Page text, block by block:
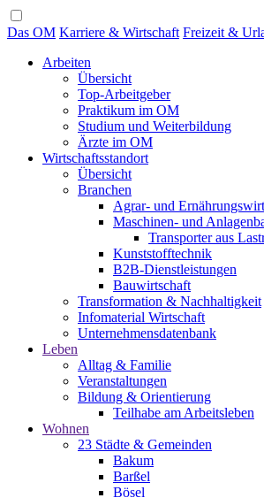
Das OM Karriere & Wirtschaft Freizeit &
Arbeiten
Übersicht
Top-Arbeitgeber
Praktikum im OM
Studium und Weiterbildung
Ärzte im OM
Wirtschaftsstandort
Übersicht
Branchen
Agrar- und
Maschinen- und
Transporter aus
Kunststofftechnik
B2B-Dienstleistungen
Bauwirtschaft
Transformation & Nachhaltigkeit
Infomaterial Wirtschaft
Unternehmensdatenbank
Leben
Alltag & Familie
Veranstaltungen
Bildung & Orientierung
Teilhabe am Arbeitsleben
Wohnen
23 Städte & Gemeinden
Bakum
Barßel
Bösel